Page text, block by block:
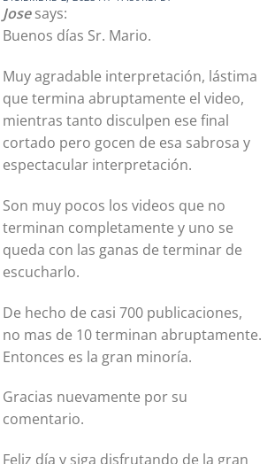
Jose says:
Buenos días Sr. Mario.
Muy agradable interpretación, lástima
que termina abruptamente el video,
mientras tanto disculpen ese final
cortado pero gocen de esa sabrosa y
espectacular interpretación.
Son muy pocos los videos que no
terminan completamente y uno se
queda con las ganas de terminar de
escucharlo.
De hecho de casi 700 publicaciones,
no mas de 10 terminan abruptamente.
Entonces es la gran minoría.
Gracias nuevamente por su
comentario.
Feliz día y siga disfrutando de la gran